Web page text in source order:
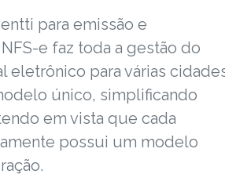
para emissão e
e faz toda a gestão do
eletrônico para várias
único, simplificando
em vista que cada
possui um modelo